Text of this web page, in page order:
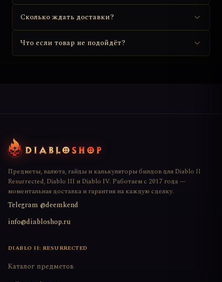
Сколько ждать доставки?
Что если товар не подойдёт?
Предметы, валюта, гайды и калькуляторы билдов для Diablo II
Resurrected, Diablo III и Diablo IV. Работаем с 2017 года —
моментальная доставка и гарантия на каждую сделку.
Telegram @deemkend
info@diabloshop.ru
DIABLO II: RESURRECTED
Каталог предметов